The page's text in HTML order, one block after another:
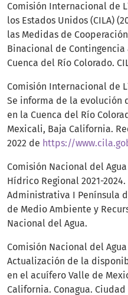
Comisión Internacional de
los Estados Unidos (CILA)
las Medidas de
Binacional de Contingencia
Cuenca del Río Colorado.
Comisión Internacional de
Se informa de la evolución
en la Cuenca del Río
Mexicali, Baja California.
2022 de https://
Comisión Nacional del Agua
Hídrico Regional 2021-
Administrativa I Península
de Medio Ambiente y
Nacional del Agua.
Comisión Nacional del Agua
Actualización de la
en el acuífero Valle de
California. Conagua.